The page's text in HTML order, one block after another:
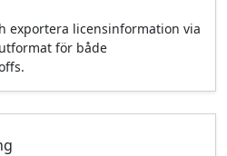
exportera licensinformation via
för både